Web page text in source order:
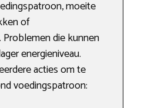
moeite
of
die kunnen
energieniveau.
acties om te
voedingspatroon: